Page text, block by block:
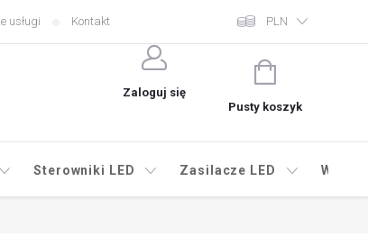
usługi Kontakt PLN
Zaloguj się
KOSZYK
Pusty koszyk
Sterowniki LED Zasilacze LED